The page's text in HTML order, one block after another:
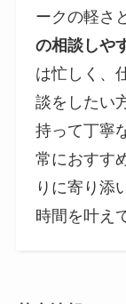
ークの軽さ
の相談しや
は忙しく、
談をしたい
持って丁寧
常におすす
りに寄り添
時間を叶え